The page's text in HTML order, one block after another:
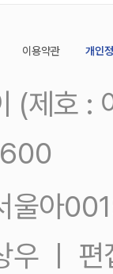
이용약관 개인
(제호 :
울아
우 ㅣ